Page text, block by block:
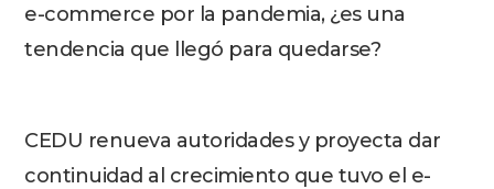
e-commerce por la pandemia, ¿es una
tendencia que llegó para quedarse?
CEDU renueva autoridades y proyecta dar
continuidad al crecimiento que tuvo el e-